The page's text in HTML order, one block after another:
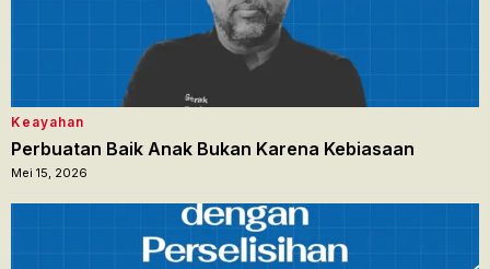
Keayahan
Perbuatan Baik Anak Bukan Karena Kebiasaan
Mei 15, 2026